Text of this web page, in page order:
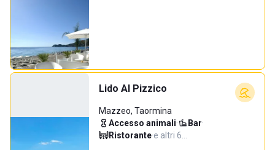
Lido Al Pizzico
Mazzeo, Taormina
Accesso animali· Bar·
Ristorante·e altri 6…